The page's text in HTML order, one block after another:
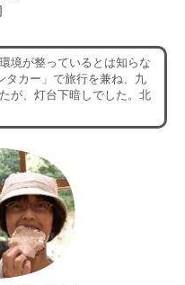
境が整っているとは知らな
タカー」で旅行を兼ね、九
が、灯台下暗しでした。北